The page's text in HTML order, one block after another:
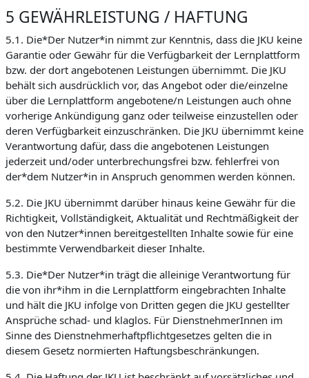
5 GEWÄHRLEISTUNG / HAFTUNG
5.1. Die*Der Nutzer*in nimmt zur Kenntnis, dass die JKU keine
Garantie oder Gewähr für die Verfügbarkeit der Lernplattform
bzw. der dort angebotenen Leistungen übernimmt. Die JKU
behält sich ausdrücklich vor, das Angebot oder die/einzelne
über die Lernplattform angebotene/n Leistungen auch ohne
vorherige Ankündigung ganz oder teilweise einzustellen oder
deren Verfügbarkeit einzuschränken. Die JKU übernimmt keine
Verantwortung dafür, dass die angebotenen Leistungen
jederzeit und/oder unterbrechungsfrei bzw. fehlerfrei von
der*dem Nutzer*in in Anspruch genommen werden können.
5.2. Die JKU übernimmt darüber hinaus keine Gewähr für die
Richtigkeit, Vollständigkeit, Aktualität und Rechtmäßigkeit der
von den Nutzer*innen bereitgestellten Inhalte sowie für eine
bestimmte Verwendbarkeit dieser Inhalte.
5.3. Die*Der Nutzer*in trägt die alleinige Verantwortung für
die von ihr*ihm in die Lernplattform eingebrachten Inhalte
und hält die JKU infolge von Dritten gegen die JKU gestellter
Ansprüche schad- und klaglos. Für DienstnehmerInnen im
Sinne des Dienstnehmerhaftpflichtgesetzes gelten die in
diesem Gesetz normierten Haftungsbeschränkungen.